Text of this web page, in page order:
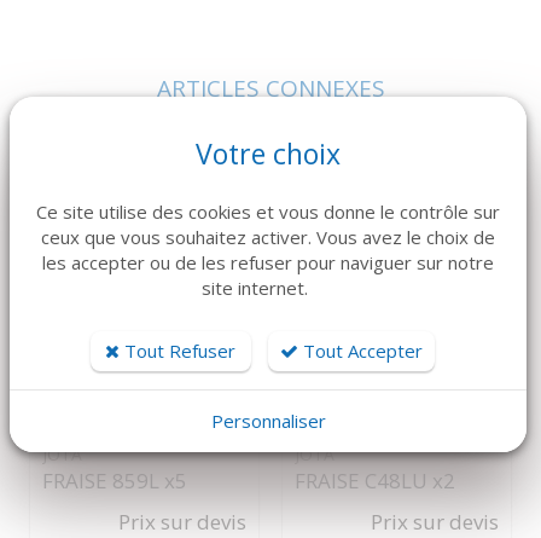
ARTICLES CONNEXES
produits plébiscités par nos clients
JOTA
FRAISE 859L x5
Prix sur devis
JOTA
FRAISE C48LU x2
Prix sur devis
Votre choix
Ce site utilise des cookies et vous donne le contrôle sur
ceux que vous souhaitez activer. Vous avez le choix de
les accepter ou de les refuser pour naviguer sur notre
site internet.
Tout Refuser Tout Accepter
Personnaliser